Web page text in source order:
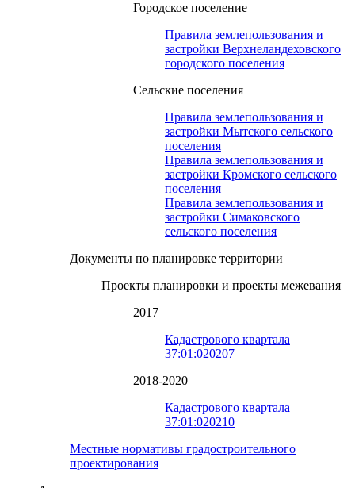
Городское поселение
Правила землепользования и
застройки Верхнеландеховского
городского поселения
Сельские поселения
Правила землепользования и
застройки Мытского сельского
поселения
Правила землепользования и
застройки Кромского сельского
поселения
Правила землепользования и
застройки Симаковского
сельского поселения
Документы по планировке территории
Проекты планировки и проекты межевания
2017
Кадастрового квартала
37:01:020207
2018-2020
Кадастрового квартала
37:01:020210
Местные нормативы градостроительного
проектирования